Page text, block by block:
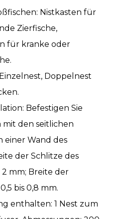
Nistkasten für
Zierfische,
für kranke oder
Doppelnest
Befestigen Sie
mit den seitlichen
einer Wand des
der Schlitze des
mm; Breite der
bis 0,8 mm.
enthalten: 1 Nest zum